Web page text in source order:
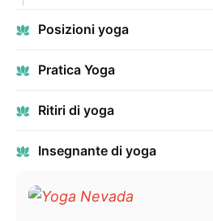
Posizioni yoga
Pratica Yoga
Ritiri di yoga
Insegnante di yoga